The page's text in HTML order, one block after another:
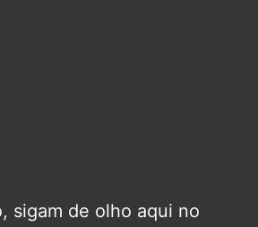
sigam de olho aqui no